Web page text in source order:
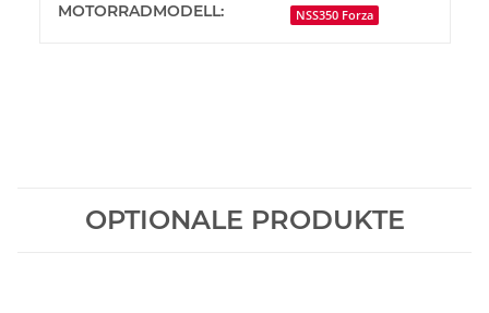
MOTORRADMODELL: NSS350 Forza
OPTIONALE PRODUKTE